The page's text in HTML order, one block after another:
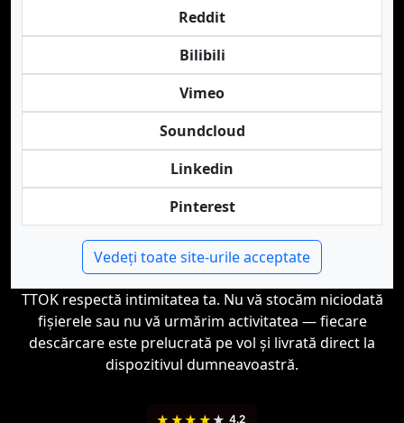
Reddit
Bilibili
Vimeo
Soundcloud
Linkedin
Pinterest
Vedeți toate site-urile acceptate
TTOK respectă intimitatea ta. Nu vă stocăm niciodată
fișierele sau nu vă urmărim activitatea — fiecare
descărcare este prelucrată pe vol și livrată direct la
dispozitivul dumneavoastră.
★ ★★ ★★ 4.2